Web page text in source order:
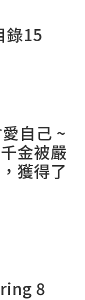
錄15
自己 ~
金被嚴
獲得了
8